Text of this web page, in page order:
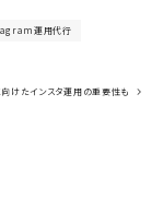
運用代行
たインスタ運用の重要性も